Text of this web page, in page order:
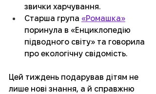
звички харчування.
Старша група «Ромашка»
поринула в «Енциклопедію
підводного світу» та говорила
про екологічну свідомість.
Цей тиждень подарував дітям не
лише нові знання, а й справжню